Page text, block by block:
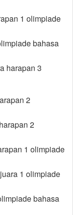
1 olimpiade
bahasa
harapan 3
2
2
1 olimpiade
1 olimpiade
bahasa